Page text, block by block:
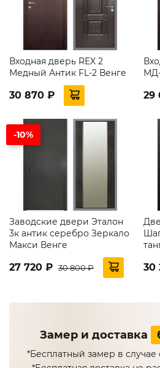
Входная дверь REX 2
Медный Антик FL-2 Венге
30 870 ₽ 29
-10%
Заводские двери Эталон
3к антик серебро Зеркало
Макси Венге
27 720 ₽ 30 800 ₽ 30
Замер и доставка
*Бесплатный замер в